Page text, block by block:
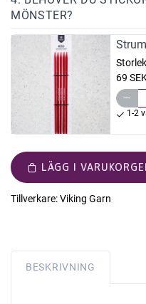
MÖNSTER?
69
1-2
LÄGG I
Tillverkare:Viking Garn
BESKRIVNING